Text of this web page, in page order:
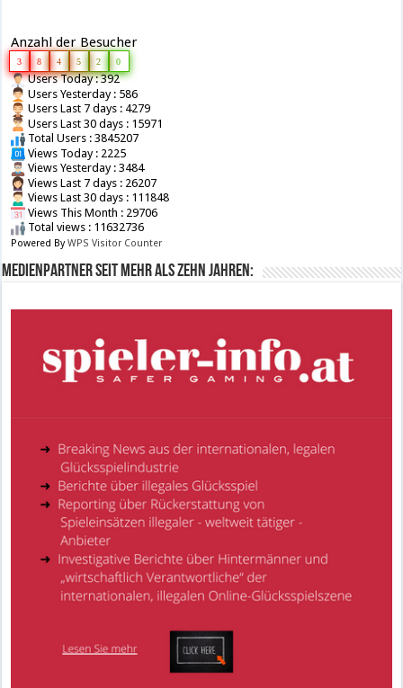
Anzahl der Besucher
3 8 4 5 2 0
Users Today : 392
Users Yesterday : 586
Users Last 7 days : 4279
Users Last 30 days : 15971
Total Users : 3845207
Views Today : 2225
Views Yesterday : 3484
Views Last 7 days : 26207
Views Last 30 days : 111848
Views This Month : 29706
Total views : 11632736
Powered ByWPS Visitor Counter
Medienpartner seit mehr als zehn Jahren: